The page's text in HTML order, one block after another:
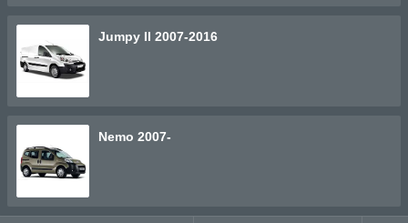
Jumpy II 2007-2016
Nemo 2007-